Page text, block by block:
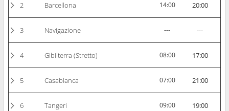
2 Barcellona 14:00 20:00
3 Navigazione --- ---
4 Gibilterra (Stretto) 08:00 17:00
5 Casablanca 07:00 21:00
6 Tangeri 09:00 19:00